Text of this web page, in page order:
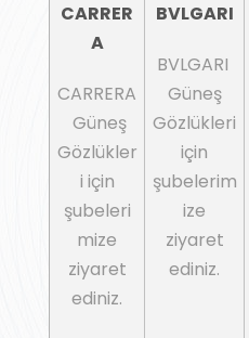
CARRER
A
CARRERA
Güneş
Gözlükler
i için
şubeleri
mize
ziyaret
ediniz.
BVLGARI
BVLGARI
Güneş
Gözlükleri
için
şubelerim
ize
ziyaret
ediniz.